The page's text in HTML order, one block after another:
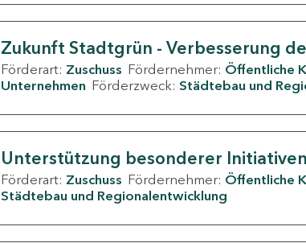
Zukunft Stadtgrün - Verbesserung
Förderart: Zuschuss Fördernehmer: Öffentliche
Unternehmen Förderzweck: Städtebau und
Unterstützung besonderer
Förderart: Zuschuss Fördernehmer: Öffentliche
Städtebau und Regionalentwicklung